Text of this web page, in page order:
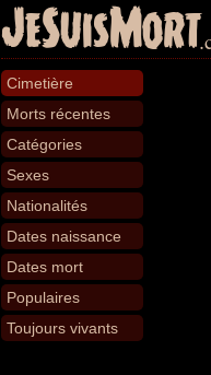
JeSuisMort
Cimetière
Morts récentes
Catégories
Sexes
Nationalités
Dates naissance
Dates mort
Populaires
Toujours vivants